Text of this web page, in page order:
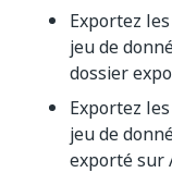
Exportez
jeu de
dossier
Exportez
jeu de
exporté sur